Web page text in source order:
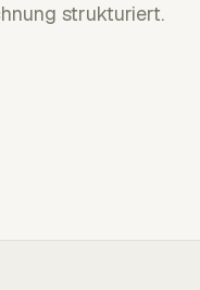
strukturiert.